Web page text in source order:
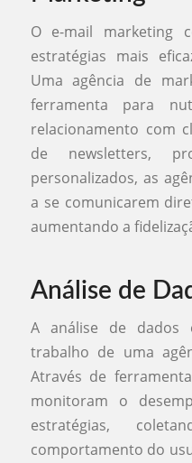
O e-mail marketing
estratégias mais
Uma agência de
ferramenta para
relacionamento com
de newsletters,
personalizados, as
a se comunicarem
aumentando a
Análise de
A análise de
trabalho de uma
Através de
monitoram o
estratégias,
comportamento do